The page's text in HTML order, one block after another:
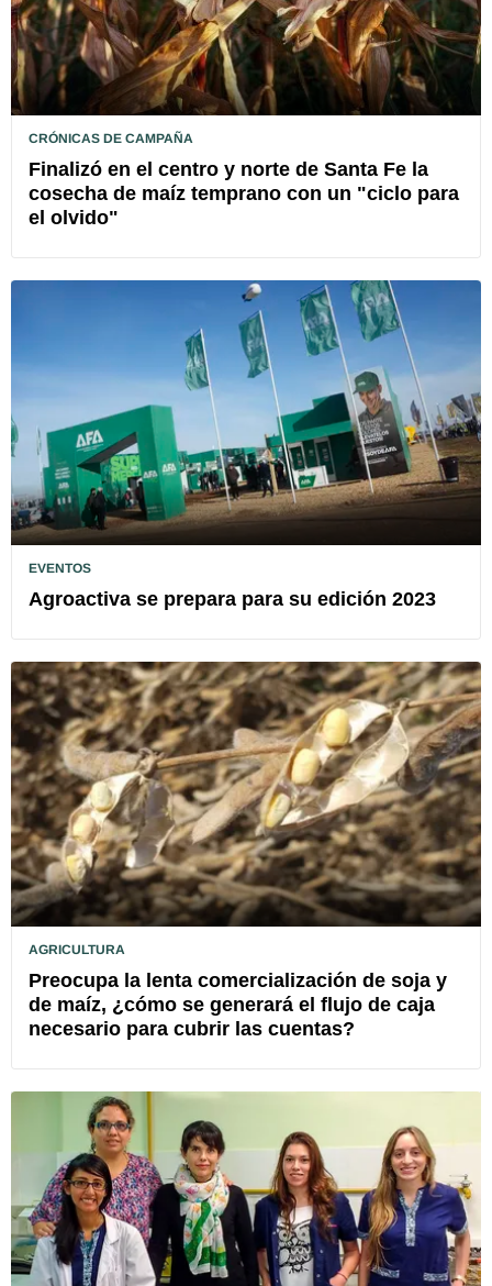
CRÓNICAS DE CAMPAÑA
Finalizó en el centro y norte de Santa Fe la
cosecha de maíz temprano con un "ciclo para
el olvido"
EVENTOS
Agroactiva se prepara para su edición 2023
AGRICULTURA
Preocupa la lenta comercialización de soja y
de maíz, ¿cómo se generará el flujo de caja
necesario para cubrir las cuentas?